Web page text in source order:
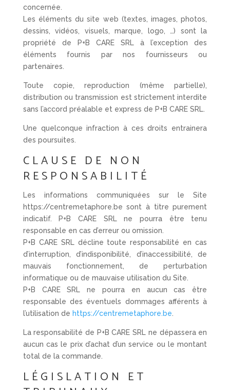
concernée.
Les éléments du site web (textes, images, photos,
dessins, vidéos, visuels, marque, logo, …) sont la
propriété de P+B CARE SRL à l’exception des
éléments fournis par nos fournisseurs ou
partenaires.
Toute copie, reproduction (même partielle),
distribution ou transmission est strictement interdite
sans l’accord préalable et express de P+B CARE SRL.
Une quelconque infraction à ces droits entrainera
des poursuites.
CLAUSE DE NON
RESPONSABILITÉ
Les informations communiquées sur le Site
https://centremetaphore.be sont à titre purement
indicatif. P+B CARE SRL ne pourra être tenu
responsable en cas d’erreur ou omission.
P+B CARE SRL décline toute responsabilité en cas
d’interruption, d’indisponibilité, d’inaccessibilité, de
mauvais fonctionnement, de perturbation
informatique ou de mauvaise utilisation du Site.
P+B CARE SRL ne pourra en aucun cas être
responsable des éventuels dommages afférents à
l’utilisation de https://centremetaphore.be
La responsabilité de P+B CARE SRL ne dépassera en
aucun cas le prix d’achat d’un service ou le montant
total de la commande.
LÉGISLATION ET